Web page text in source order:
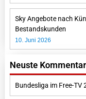
Sky Angebote nach
Bestandskunden
10. Juni 2026
Neuste
Bundesliga im Free-TV